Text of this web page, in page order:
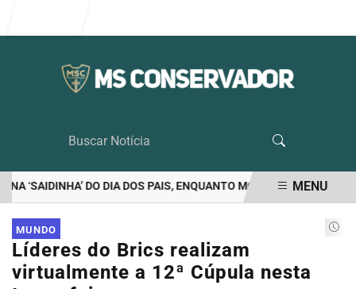
DO DIA DOS PAIS, ENQUANTO MORAES VETA VISITA
EM ALTA
MENU
MUNDO
Líderes do Brics realizam
virtualmente a 12ª Cúpula nesta